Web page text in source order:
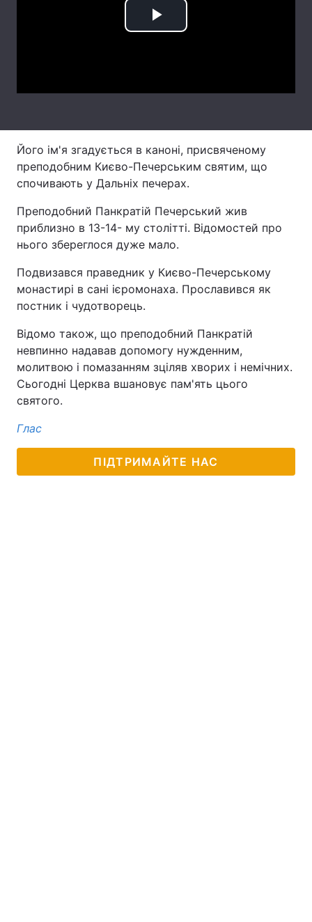
Play
Його ім'я згадується в каноні, присвяченому
преподобним Києво-Печерським святим, що
спочивають у Дальніх печерах.
Преподобний Панкратій Печерський жив
приблизно в 13-14- му столітті. Відомостей про
нього збереглося дуже мало.
Подвизався праведник у Києво-Печерському
монастирі в сані ієромонаха. Прославився як
постник і чудотворець.
Відомо також, що преподобний Панкратій
невпинно надавав допомогу нужденним,
молитвою і помазанням зціляв хворих і немічних.
Сьогодні Церква вшановує пам'ять цього
святого.
Глас
ПІДТРИМАЙТЕ НАС